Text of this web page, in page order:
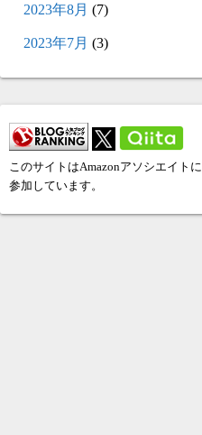
2023年8月 (7)
2023年7月 (3)
このサイトはAmazonアソシエイトに
参加しています。